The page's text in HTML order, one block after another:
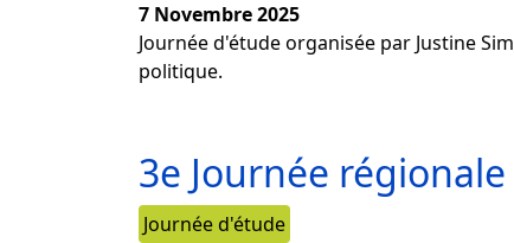
7 Novembre 2025
Journée d'étude organisée par Justine
politique.
3e Journée
Journée d'étude